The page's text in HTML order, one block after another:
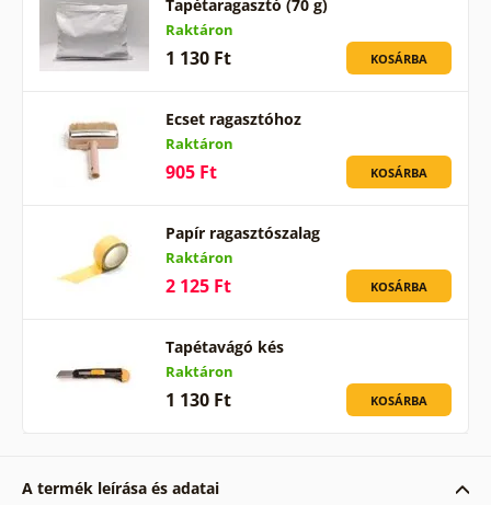
Tapétaragasztó (70 g)
Raktáron
1 130 Ft KOSÁRBA
Ecset ragasztóhoz
Raktáron
905 Ft KOSÁRBA
Papír ragasztószalag
Raktáron
2 125 Ft KOSÁRBA
Tapétavágó kés
Raktáron
1 130 Ft KOSÁRBA
A termék leírása és adatai